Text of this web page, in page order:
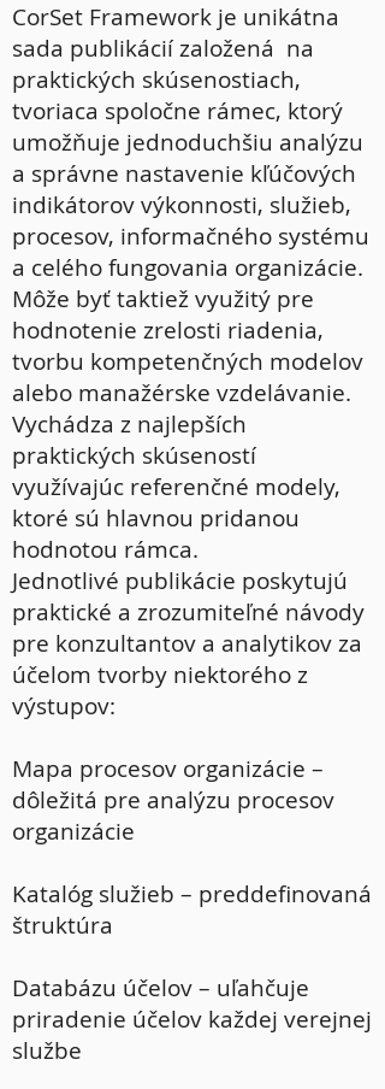
CorSet Framework je unikátna
sada publikácií založená na
praktických skúsenostiach,
tvoriaca spoločne rámec, ktorý
umožňuje jednoduchšiu analýzu
a správne nastavenie kľúčových
indikátorov výkonnosti, služieb,
procesov, informačného systému
a celého fungovania organizácie.
Môže byť taktiež využitý pre
hodnotenie zrelosti riadenia,
tvorbu kompetenčných modelov
alebo manažérske vzdelávanie.
Vychádza z najlepších
praktických skúseností
využívajúc referenčné modely,
ktoré sú hlavnou pridanou
hodnotou rámca.
Jednotlivé publikácie poskytujú
praktické a zrozumiteľné návody
pre konzultantov a analytikov za
účelom tvorby niektorého z
výstupov:
Mapa procesov organizácie –
dôležitá pre analýzu procesov
organizácie
Katalóg služieb – preddefinovaná
štruktúra
Databázu účelov – uľahčuje
priradenie účelov každej verejnej
službe